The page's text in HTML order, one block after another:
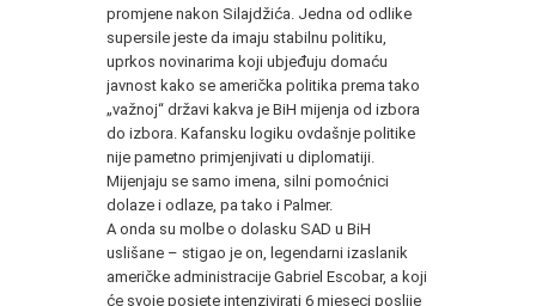
promjene nakon Silajdžića. Jedna od odlike
supersile jeste da imaju stabilnu politiku,
uprkos novinarima koji ubjeđuju domaću
javnost kako se američka politika prema tako
„važnoj“ državi kakva je BiH mijenja od izbora
do izbora. Kafansku logiku ovdašnje politike
nije pametno primjenjivati u diplomatiji.
Mijenjaju se samo imena, silni pomoćnici
dolaze i odlaze, pa tako i Palmer.
A onda su molbe o dolasku SAD u BiH
uslišane – stigao je on, legendarni izaslanik
američke administracije Gabriel Escobar, a koji
će svoje posjete intenzivirati 6 mjeseci poslije